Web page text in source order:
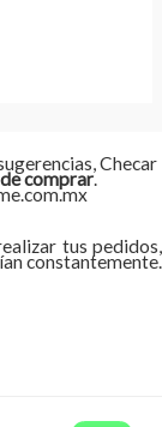
Checar
comprar.
tus pedidos,
constantemente.